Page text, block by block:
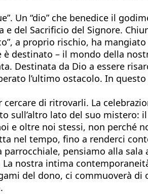
Un “dio” che benedice il
e del Sacrificio del Signore.
a proprio rischio, ha
destinato – il mondo della
Destinata da Dio a essere
l’ultimo ostacolo. In
di ritrovarli. La
sull’altro lato del suo
e oltre noi stessi, non
nel tempo, fino a renderci
parrocchiale, pensiamo alla
nostra intima
del dono, ci commuoverà